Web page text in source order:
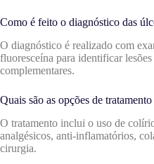
Como é feito o diagnóstico das
O diagnóstico é realizado com
fluoresceína para identificar lesões
complementares.
Quais são as opções de
O tratamento inclui o uso de
analgésicos, anti-inflamatórios,
cirurgia.